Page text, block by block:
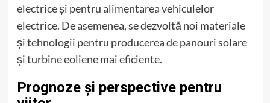
electrice și pentru alimentarea vehiculelor
electrice. De asemenea, se dezvoltă noi materiale
și tehnologii pentru producerea de panouri solare
și turbine eoliene mai eficiente.
Prognoze și perspective pentru